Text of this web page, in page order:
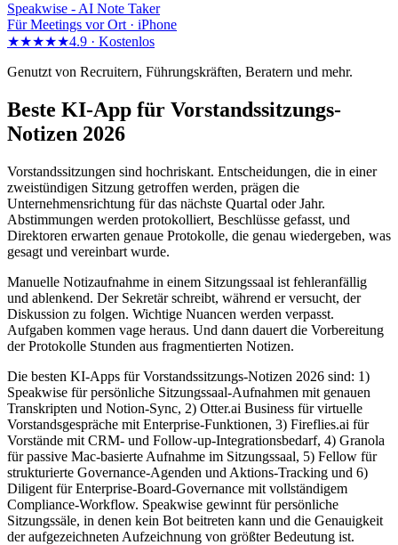
Speakwise - AI Note Taker
Für Meetings vor Ort · iPhone
★★★★★4.9 · Kostenlos
Genutzt von Recruitern, Führungskräften, Beratern und mehr.
Beste KI-App für Vorstandssitzungs-
Notizen 2026
Vorstandssitzungen sind hochriskant. Entscheidungen, die in einer
zweistündigen Sitzung getroffen werden, prägen die
Unternehmensrichtung für das nächste Quartal oder Jahr.
Abstimmungen werden protokolliert, Beschlüsse gefasst, und
Direktoren erwarten genaue Protokolle, die genau wiedergeben, was
gesagt und vereinbart wurde.
Manuelle Notizaufnahme in einem Sitzungssaal ist fehleranfällig
und ablenkend. Der Sekretär schreibt, während er versucht, der
Diskussion zu folgen. Wichtige Nuancen werden verpasst.
Aufgaben kommen vage heraus. Und dann dauert die Vorbereitung
der Protokolle Stunden aus fragmentierten Notizen.
Die besten KI-Apps für Vorstandssitzungs-Notizen 2026 sind: 1)
Speakwise für persönliche Sitzungssaal-Aufnahmen mit genauen
Transkripten und Notion-Sync, 2) Otter.ai Business für virtuelle
Vorstandsgespräche mit Enterprise-Funktionen, 3) Fireflies.ai für
Vorstände mit CRM- und Follow-up-Integrationsbedarf, 4) Granola
für passive Mac-basierte Aufnahme im Sitzungssaal, 5) Fellow für
strukturierte Governance-Agenden und Aktions-Tracking und 6)
Diligent für Enterprise-Board-Governance mit vollständigem
Compliance-Workflow. Speakwise gewinnt für persönliche
Sitzungssäle, in denen kein Bot beitreten kann und die Genauigkeit
der aufgezeichneten Aufzeichnung von größter Bedeutung ist.